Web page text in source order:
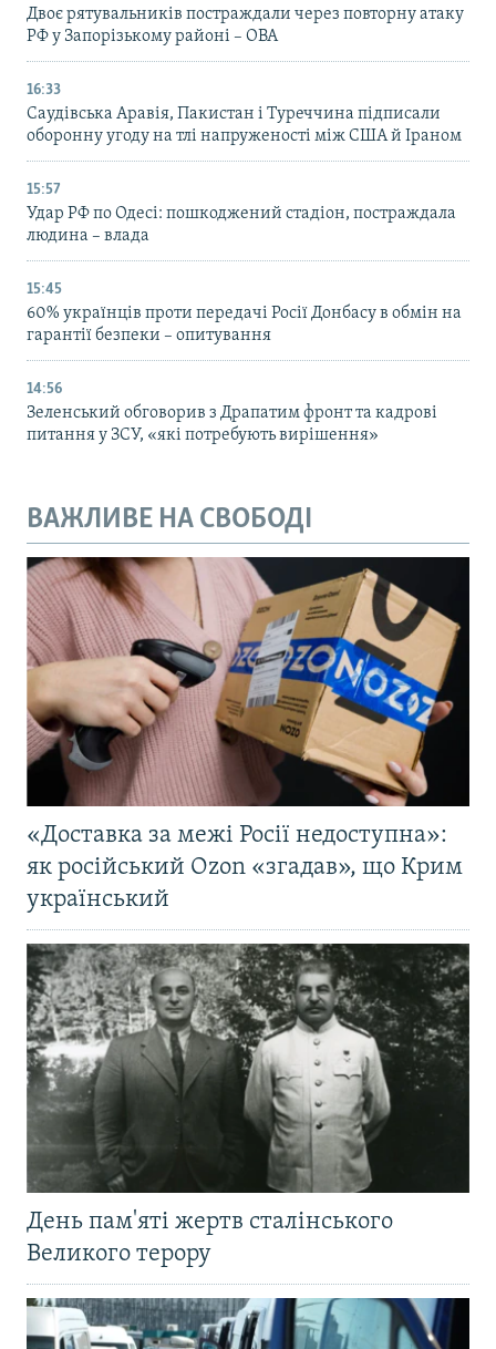
Двоє рятувальників постраждали через повторну атаку
РФ у Запорізькому районі – ОВА
16:33
Саудівська Аравія, Пакистан і Туреччина підписали
оборонну угоду на тлі напруженості між США й Іраном
15:57
Удар РФ по Одесі: пошкоджений стадіон, постраждала
людина – влада
15:45
60% українців проти передачі Росії Донбасу в обмін на
гарантії безпеки – опитування
14:56
Зеленський обговорив з Драпатим фронт та кадрові
питання у ЗСУ, «які потребують вирішення»
ВАЖЛИВЕ НА СВОБОДІ
«Доставка за межі Росії недоступна»:
як російський Ozon «згадав», що Крим
український
День пам'яті жертв сталінського
Великого терору